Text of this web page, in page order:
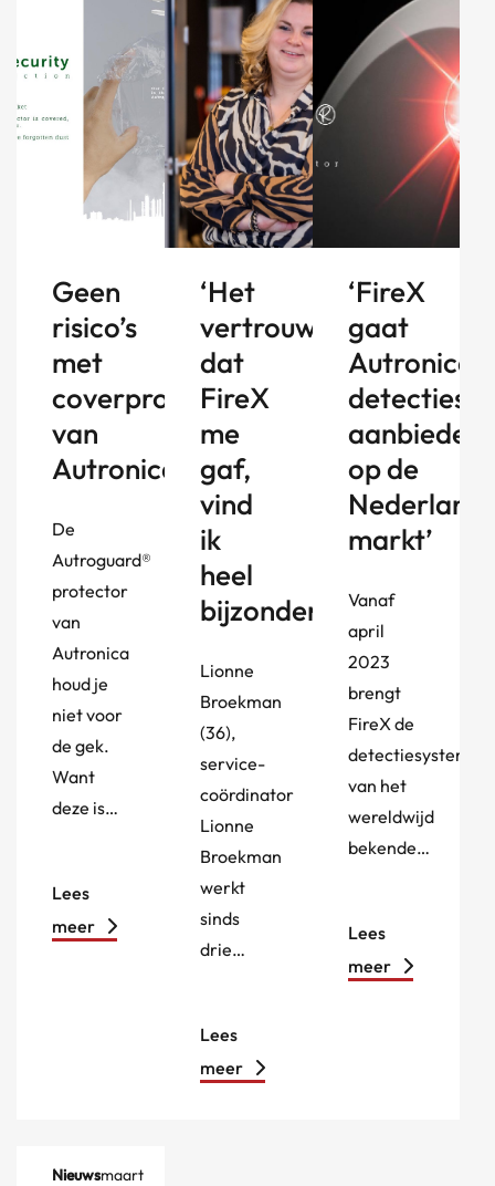
Geen
risico’s
met
coverprotection
van
Autronica
De
Autroguard®
protector
van
Autronica
houd je
niet voor
de gek.
Want
deze is…
Lees
meer
‘Het
vertrouwen
dat
FireX
me
gaf,
vind
ik
heel
bijzonder’
Lionne
Broekman
(36),
service-
coördinator
Lionne
Broekman
werkt
sinds
drie…
Lees
meer
‘FireX
gaat
Autronica-
aanbieden
op de
markt’
Vanaf
april
2023
brengt
FireX de
detectiesystemen
van het
wereldwijd
bekende…
Lees
meer
Nieuwsmaart